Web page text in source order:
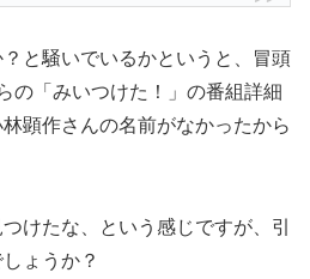
と騒いでいるかというと、冒頭
の「みいつけた！」の番組詳細
顕作さんの名前がなかったから
けたな、という感じですが、引
ょうか？